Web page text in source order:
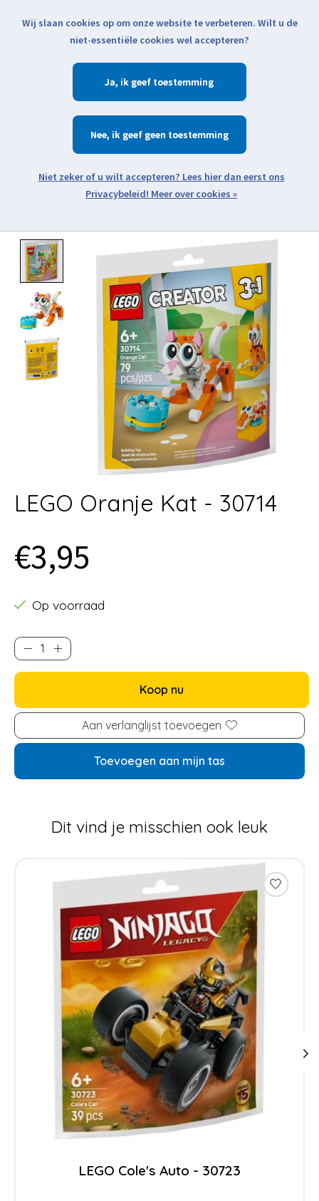
Klik voor actuele verzendinformatie...
Verlanglijst
Zoeken
Open webshop menu
Product image slideshow Items
LEGO Oranje Kat - 30714
€3,95
Op voorraad
Koop nu
Aan verlanglijst toevoegen
Toevoegen aan mijn tas
Dit vind je misschien ook leuk
LEGO Cole's Auto - 30723
Wij slaan cookies op om onze website te verbeteren. Wilt u de
niet-essentiële cookies wel accepteren?
Ja
Nee
Meer over cookies »